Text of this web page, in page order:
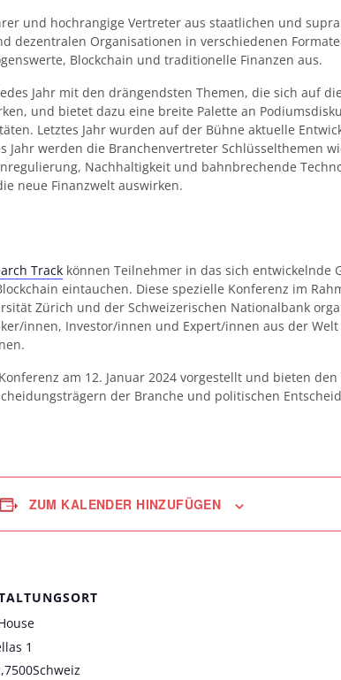
und hochrangige Vertreter aus staatlichen und
dezentralen Organisationen in verschiedenen
Blockchain und traditionelle Finanzen aus.
Jahr mit den drängendsten Themen, die sich auf
und bietet dazu eine breite Palette an
Letztes Jahr wurden auf der Bühne aktuelle
Jahr werden die Branchenvertreter Schlüsselthemen
Nachhaltigkeit und bahnbrechende
neue Finanzwelt auswirken.
Track können Teilnehmer in das sich entwickelnde
eintauchen. Diese spezielle Konferenz im
Zürich und der Schweizerischen Nationalbank
innen, Investor/innen und Expert/innen aus der
am 12. Januar 2024 vorgestellt und bieten
der Branche und politischen
ZUM KALENDER HINZUFÜGEN
1
,7500Schweiz